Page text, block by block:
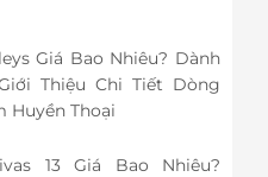
Giá Bao Nhiêu? Dành
Thiệu Chi Tiết Dòng
Huyền Thoại
13 Giá Bao Nhiêu?